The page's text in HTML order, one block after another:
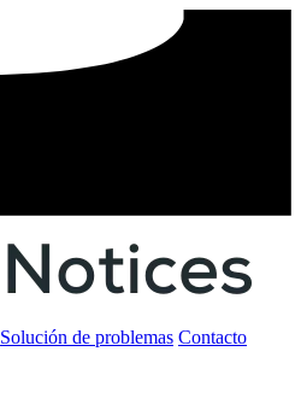
Solución de problemas Contacto